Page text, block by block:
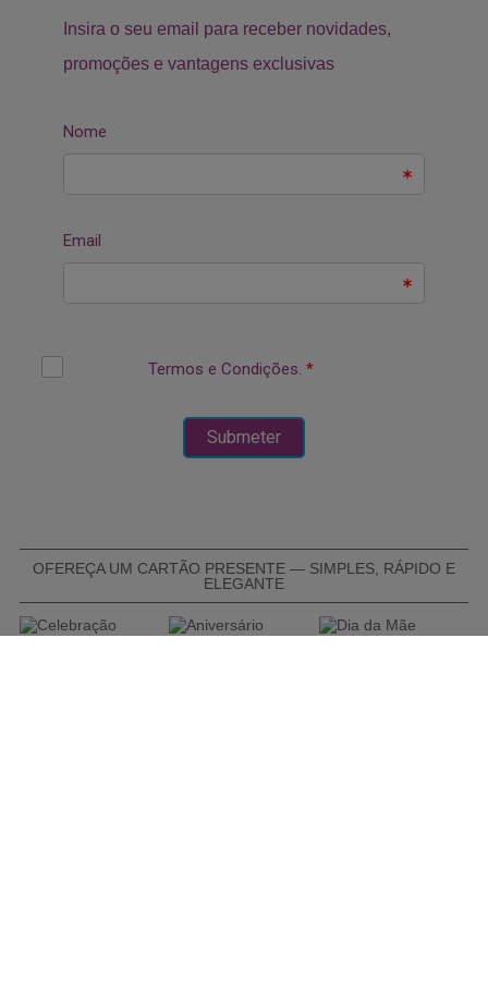
OFEREÇA UM CARTÃO PRESENTE — SIMPLES, RÁPIDO E
ELEGANTE